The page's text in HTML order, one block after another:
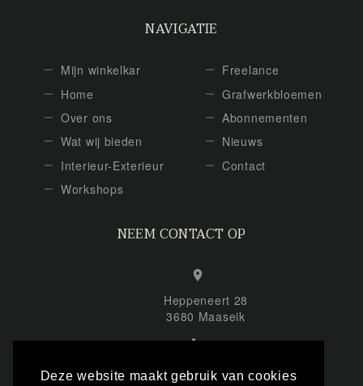
Deze website maakt gebruik van cookies
NAVIGATIE
Mijn winkelkar
Home
Over ons
Wat wij bieden
Interieur-Exterieur
Workshops
Freelance
Grafwerkbloemen
Abonnementen
Nieuws
Contact
NEEM CONTACT OP
Heppeneert 28
3680 Maaseik
+32 (0) 495 863 878